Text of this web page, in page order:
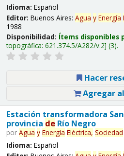
Idioma: Español
Editor: Buenos Aires: Agua y Energía
1988
Disponibilidad: Ítems disponibles
topográfica: 621.374.5/A282/v.2 (3).
Hacer
Agregar
Estación transformadora
provincia deRío Negro
por Agua y Energía Eléctrica, Sociedad
Idioma: Español